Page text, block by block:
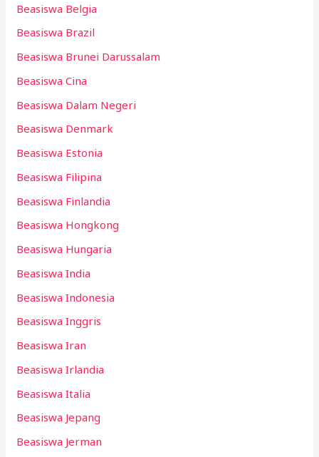
Beasiswa Belgia
Beasiswa Brazil
Beasiswa Brunei Darussalam
Beasiswa Cina
Beasiswa Dalam Negeri
Beasiswa Denmark
Beasiswa Estonia
Beasiswa Filipina
Beasiswa Finlandia
Beasiswa Hongkong
Beasiswa Hungaria
Beasiswa India
Beasiswa Indonesia
Beasiswa Inggris
Beasiswa Iran
Beasiswa Irlandia
Beasiswa Italia
Beasiswa Jepang
Beasiswa Jerman